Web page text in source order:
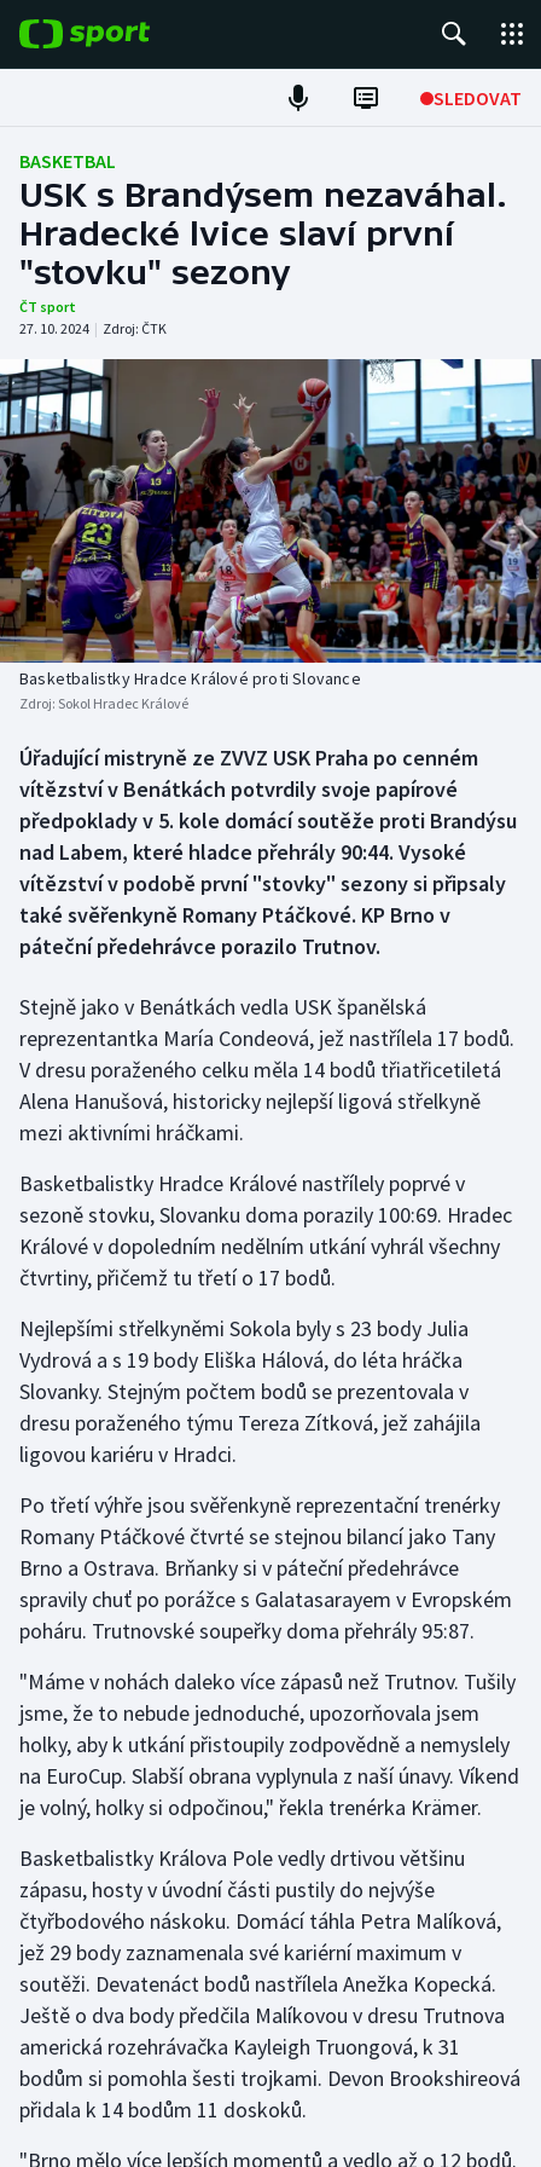
SLEDOVAT
Fotbal
Hokej
Tenis
Atletika
Cyklistika
DALŠÍ SPORTY
Americký fotbal
Baseball a softbal
Basketbal
Biatlon
Box
Curling
Dostihy
Florbal
Futsal
Golf
Gymnastika
Házená
Jezdectví
Judo
Krasobruslení
Lezení
Moderní pětiboj
Motorsport
Parasport
Plavání
Ragby
Rychlobruslení
Rychlostní kanoistika
Short track
NEPŘEHLÉDNĚTE
Soutěže
Historické návraty
Aplikace ČT sport
BASKETBAL
USK s Brandýsem nezaváhal.
Hradecké lvice slaví první
"stovku" sezony
ČT sport
27. 10. 2024 | Zdroj: ČTK
Basketbalistky Hradce Králové proti Slovance
Zdroj: Sokol Hradec Králové
Úřadující mistryně ze ZVVZ USK Praha po cenném
vítězství v Benátkách potvrdily svoje papírové
předpoklady v 5. kole domácí soutěže proti Brandýsu
nad Labem, které hladce přehrály 90:44. Vysoké
vítězství v podobě první "stovky" sezony si připsaly
také svěřenkyně Romany Ptáčkové. KP Brno v
páteční předehrávce porazilo Trutnov.
Stejně jako v Benátkách vedla USK španělská
reprezentantka María Condeová, jež nastřílela 17 bodů.
V dresu poraženého celku měla 14 bodů třiatřicetiletá
Alena Hanušová, historicky nejlepší ligová střelkyně
mezi aktivními hráčkami.
Basketbalistky Hradce Králové nastřílely poprvé v
sezoně stovku, Slovanku doma porazily 100:69. Hradec
Králové v dopoledním nedělním utkání vyhrál všechny
čtvrtiny, přičemž tu třetí o 17 bodů.
Nejlepšími střelkyněmi Sokola byly s 23 body Julia
Vydrová a s 19 body Eliška Hálová, do léta hráčka
Slovanky. Stejným počtem bodů se prezentovala v
dresu poraženého týmu Tereza Zítková, jež zahájila
ligovou kariéru v Hradci.
Po třetí výhře jsou svěřenkyně reprezentační trenérky
Romany Ptáčkové čtvrté se stejnou bilancí jako Tany
Brno a Ostrava. Brňanky si v páteční předehrávce
spravily chuť po porážce s Galatasarayem v Evropském
poháru. Trutnovské soupeřky doma přehrály 95:87.
"Máme v nohách daleko více zápasů než Trutnov. Tušily
jsme, že to nebude jednoduché, upozorňovala jsem
holky, aby k utkání přistoupily zodpovědně a nemyslely
na EuroCup. Slabší obrana vyplynula z naší únavy. Víkend
je volný, holky si odpočinou," řekla trenérka Krämer.
Basketbalistky Králova Pole vedly drtivou většinu
zápasu, hosty v úvodní části pustily do nejvýše
čtyřbodového náskoku. Domácí táhla Petra Malíková,
jež 29 body zaznamenala své kariérní maximum v
soutěži. Devatenáct bodů nastřílela Anežka Kopecká.
Ještě o dva body předčila Malíkovou v dresu Trutnova
americká rozehrávačka Kayleigh Truongová, k 31
bodům si pomohla šesti trojkami. Devon Brookshireová
přidala k 14 bodům 11 doskoků.
"Brno mělo více lepších momentů a vedlo až o 12 bodů.